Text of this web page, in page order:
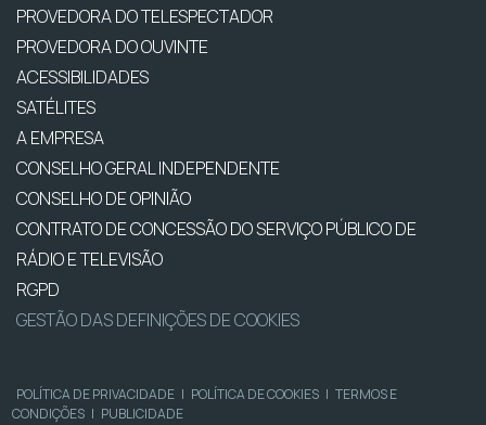
PROVEDORA DO TELESPECTADOR
PROVEDORA DO OUVINTE
ACESSIBILIDADES
SATÉLITES
A EMPRESA
CONSELHO GERAL INDEPENDENTE
CONSELHO DE OPINIÃO
CONTRATO DE CONCESSÃO DO SERVIÇO PÚBLICO DE
RÁDIO E TELEVISÃO
RGPD
GESTÃO DAS DEFINIÇÕES DE COOKIES
POLÍTICA DE PRIVACIDADE | POLÍTICA DE COOKIES | TERMOS E
CONDIÇÕES | PUBLICIDADE